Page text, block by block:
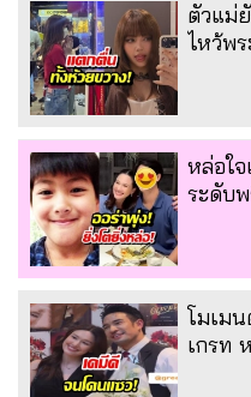
ตัวแม่
ไหว้พ
หล่อใ
ระดับ
โมเม
เกรท